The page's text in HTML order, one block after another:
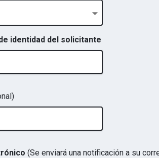
identidad del solicitante
(Se enviará una notificación a su